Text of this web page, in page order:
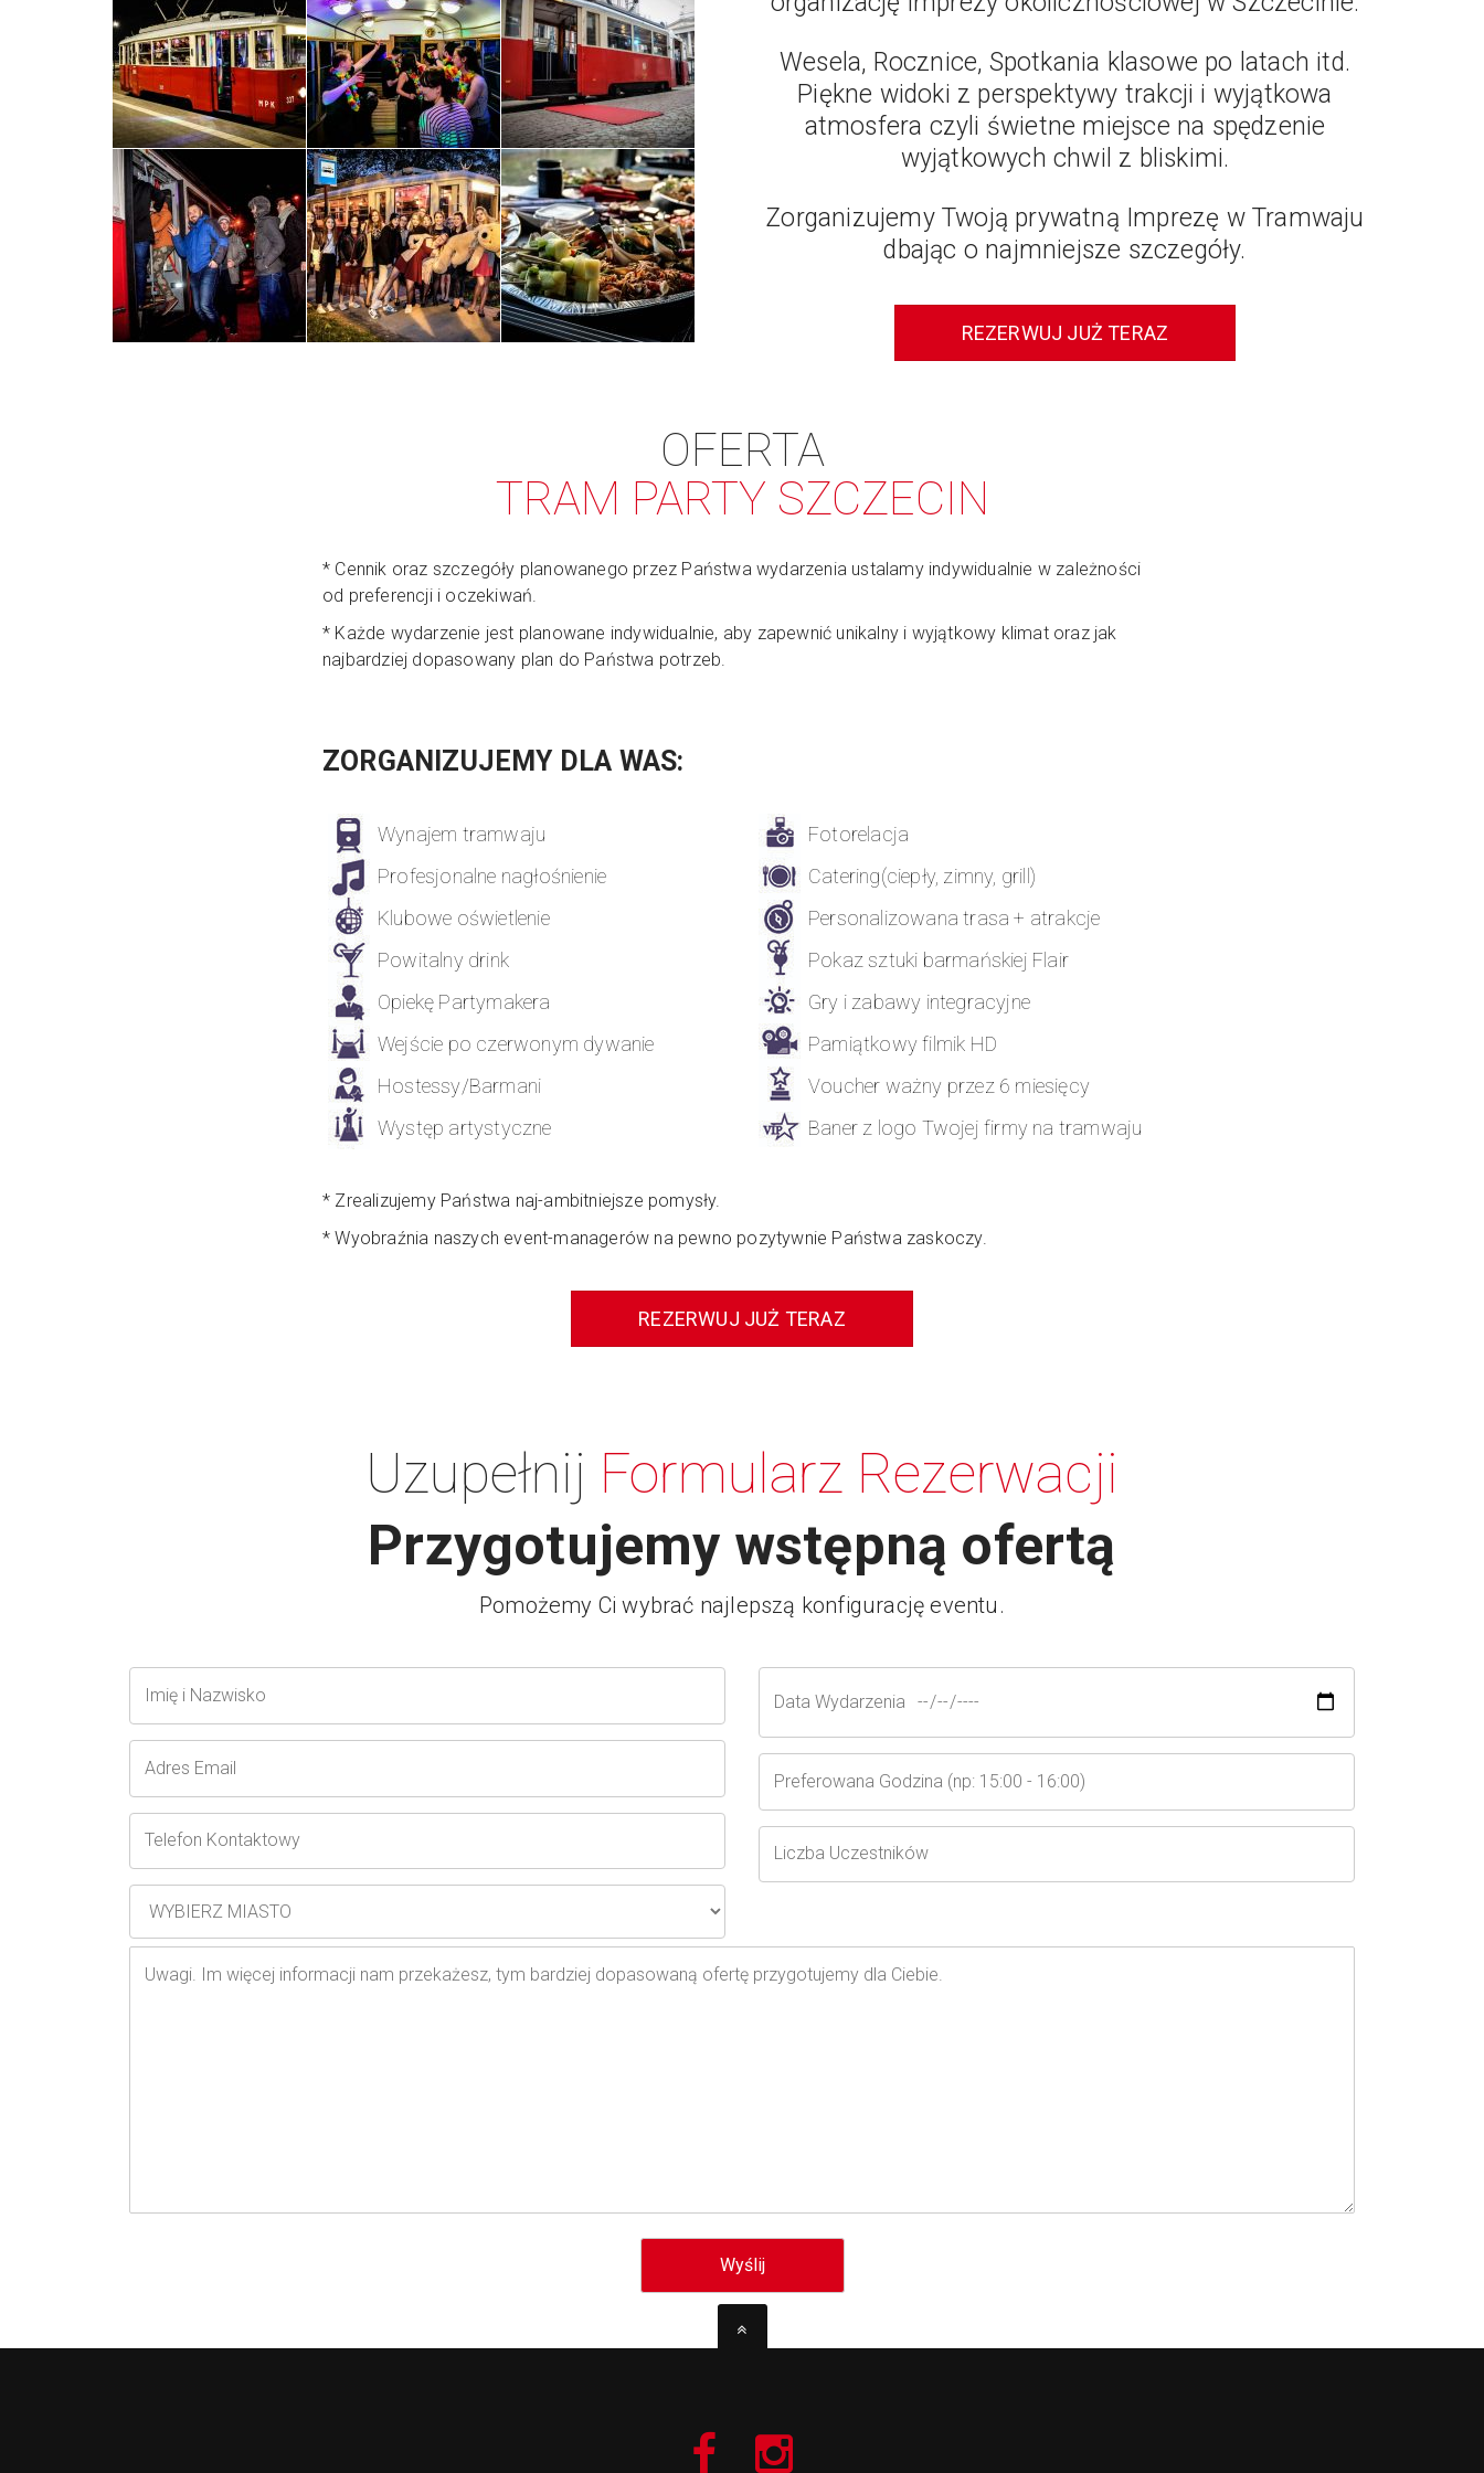
Wesela, Rocznice, Spotkania klasowe po latach itd.
Piękne widoki z perspektywy trakcji i wyjątkowa
atmosfera czyli świetne miejsce na spędzenie
wyjątkowych chwil z bliskimi.
Zorganizujemy Twoją prywatną Imprezę w Tramwaju
dbając o najmniejsze szczegóły.
REZERWUJ JUŻ TERAZ
OFERTA
TRAM PARTY SZCZECIN
* Cennik oraz szczegóły planowanego przez Państwa wydarzenia ustalamy indywidualnie w zależności
od preferencji i oczekiwań.
* Każde wydarzenie jest planowane indywidualnie, aby zapewnić unikalny i wyjątkowy klimat oraz jak
najbardziej dopasowany plan do Państwa potrzeb.
ZORGANIZUJEMY DLA WAS:
Wynajem tramwaju
Profesjonalne nagłośnienie
Klubowe oświetlenie
Powitalny drink
Opiekę Partymakera
Wejście po czerwonym dywanie
Hostessy/Barmani
Występ artystyczne
Fotorelacja
Catering(ciepły, zimny, grill)
Personalizowana trasa + atrakcje
Pokaz sztuki barmańskiej Flair
Gry i zabawy integracyjne
Pamiątkowy filmik HD
Voucher ważny przez 6 miesięcy
Baner z logo Twojej firmy na tramwaju
* Zrealizujemy Państwa naj-ambitniejsze pomysły.
* Wyobraźnia naszych event-managerów na pewno pozytywnie Państwa zaskoczy.
REZERWUJ JUŻ TERAZ
Uzupełnij Formularz Rezerwacji
Przygotujemy wstępną ofertą
Pomożemy Ci wybrać najlepszą konfigurację eventu.